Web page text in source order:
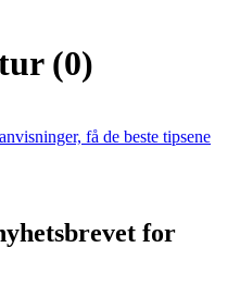
(0)
få de beste tipsene
for